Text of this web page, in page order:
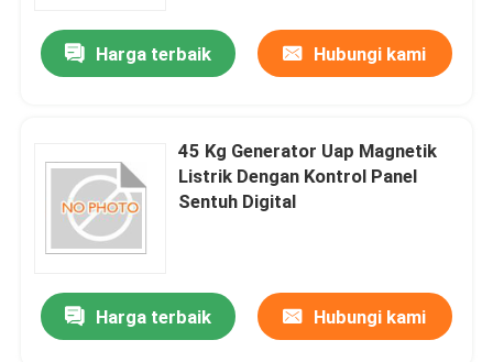
Rumah
Produk
Harga terbaik Hubungi kami
45 Kg Generator Uap Magnetik
Listrik Dengan Kontrol Panel
Sentuh Digital
Harga terbaik Hubungi kami